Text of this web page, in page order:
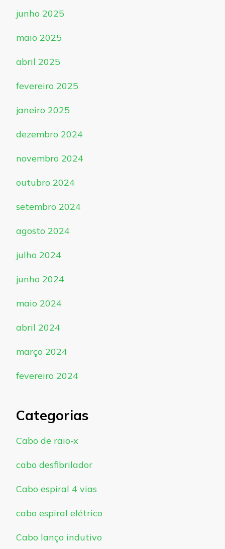
junho 2025
maio 2025
abril 2025
fevereiro 2025
janeiro 2025
dezembro 2024
novembro 2024
outubro 2024
setembro 2024
agosto 2024
julho 2024
junho 2024
maio 2024
abril 2024
março 2024
fevereiro 2024
Categorias
Cabo de raio-x
cabo desfibrilador
Cabo espiral 4 vias
cabo espiral elétrico
Cabo lanço indutivo